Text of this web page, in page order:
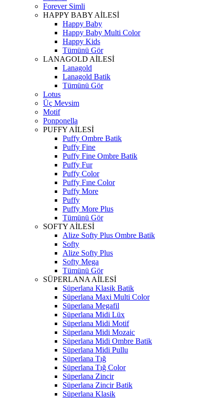
Forever Simli
HAPPY BABY AİLESİ
Happy Baby
Happy Baby Multi Color
Happy Kids
Tümünü Gör
LANAGOLD AİLESİ
Lanagold
Lanagold Batik
Tümünü Gör
Lotus
Üç Mevsim
Motif
Ponponella
PUFFY AİLESİ
Puffy Ombre Batik
Puffy Fine
Puffy Fine Ombre Batik
Puffy Fur
Puffy Color
Puffy Fıne Color
Puffy More
Puffy
Puffy More Plus
Tümünü Gör
SOFTY AİLESİ
Alize Softy Plus Ombre Batik
Softy
Alize Softy Plus
Softy Mega
Tümünü Gör
SÜPERLANA AİLESİ
Süperlana Klasik Batik
Süperlana Maxi Multi Color
Süperlana Megafil
Süperlana Midi Lüx
Süperlana Midi Motif
Süperlana Midi Mozaic
Süperlana Midi Ombre Batik
Süperlana Midi Pullu
Süperlana Tığ
Süperlana Tığ Color
Süperlana Zincir
Süperlana Zincir Batik
Süperlana Klasik